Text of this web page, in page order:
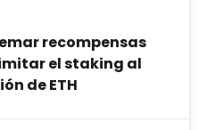
recompensas
el staking al
de ETH